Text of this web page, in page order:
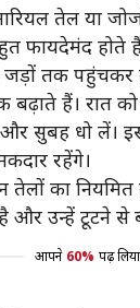
तेल या
फायदेमंद होते
जड़ों तक पहुंचकर
हैं। रात
और सुबह धो लें।
रहेंगे।
तेलों का नियमित
और उन्हें टूटने से
आपने 60% पढ़